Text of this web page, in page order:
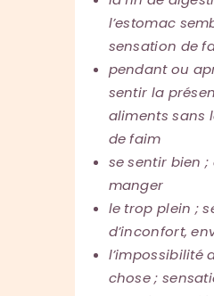
l’estomac
sensation de
pendant ou
sentir la
aliments sans
de faim
se sentir bien
manger
le trop plein ;
d’inconfort,
l’impossibilité
chose ;